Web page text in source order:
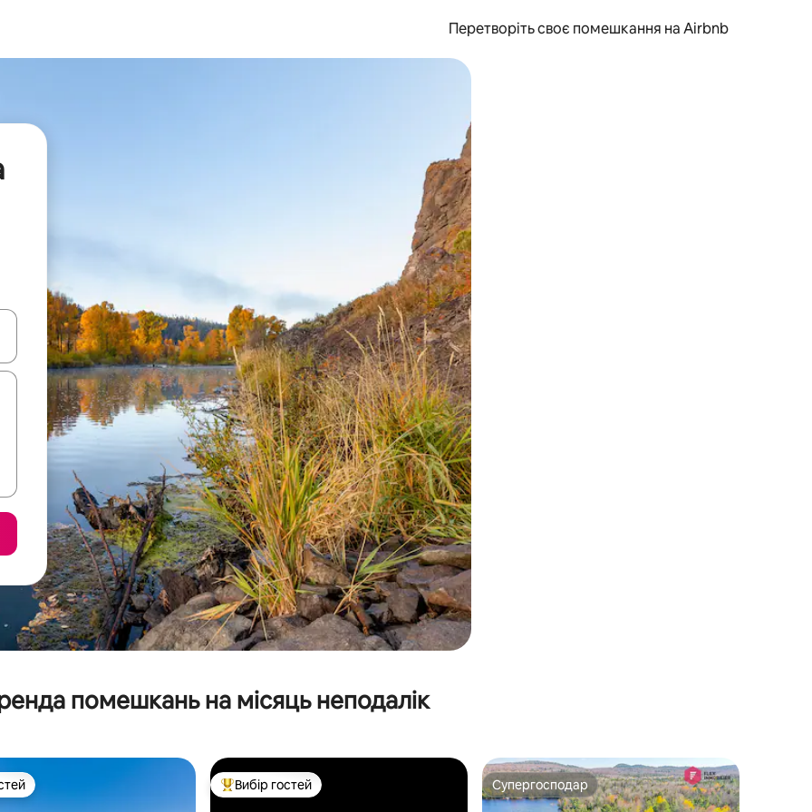
Перетворіть своє помешкання на Airbnb
навігації сторінкою клавіші зі стрілками вгору та вниз або жести дотику та гортання.
помешкань на місяць неподалік
Топ вибір гостей
Вибір гостей Супергосподар
Супергосподар